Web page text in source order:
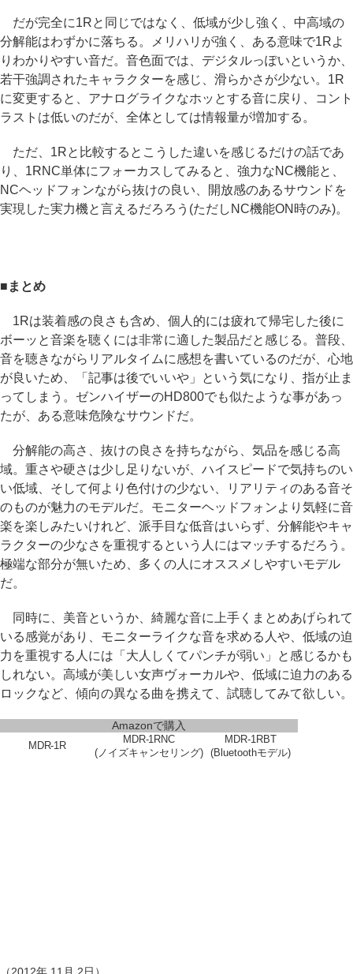
だが完全に1Rと同じではなく、低域が少し強く、中高域の
分解能はわずかに落ちる。メリハリが強く、ある意味で1Rよ
りわかりやすい音だ。音色面では、デジタルっぽいというか、
若干強調されたキャラクターを感じ、滑らかさが少ない。1R
に変更すると、アナログライクなホッとする音に戻り、コント
ラストは低いのだが、全体としては情報量が増加する。
ただ、1Rと比較するとこうした違いを感じるだけの話であ
り、1RNC単体にフォーカスしてみると、強力なNC機能と、
NCヘッドフォンながら抜けの良い、開放感のあるサウンドを
実現した実力機と言えるだろろう(ただしNC機能ON時のみ)。
■まとめ
1Rは装着感の良さも含め、個人的には疲れて帰宅した後に
ボーッと音楽を聴くには非常に適した製品だと感じる。普段、
音を聴きながらリアルタイムに感想を書いているのだが、心地
が良いため、「記事は後でいいや」という気になり、指が止ま
ってしまう。ゼンハイザーのHD800でも似たような事があっ
たが、ある意味危険なサウンドだ。
分解能の高さ、抜けの良さを持ちながら、気品を感じる高
域。重さや硬さは少し足りないが、ハイスピードで気持ちのい
い低域、そして何より色付けの少ない、リアリティのある音そ
のものが魅力のモデルだ。モニターヘッドフォンより気軽に音
楽を楽しみたいけれど、派手目な低音はいらず、分解能やキャ
ラクターの少なさを重視するという人にはマッチするだろう。
極端な部分が無いため、多くの人にオススメしやすいモデル
だ。
同時に、美音というか、綺麗な音に上手くまとめあげられて
いる感覚があり、モニターライクな音を求める人や、低域の迫
力を重視する人には「大人しくてパンチが弱い」と感じるかも
しれない。高域が美しい女声ヴォーカルや、低域に迫力のある
ロックなど、傾向の異なる曲を携えて、試聴してみて欲しい。
Amazonで購入
MDR-1R
MDR-1RNC
(ノイズキャンセリング)
MDR-1RBT
(Bluetoothモデル)